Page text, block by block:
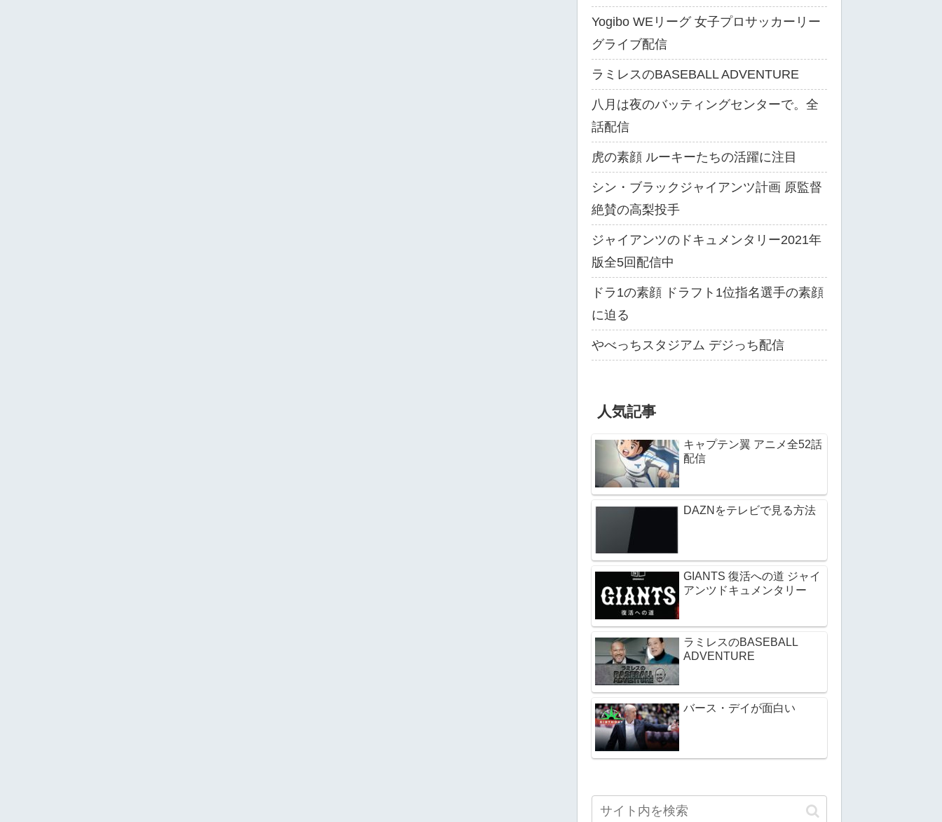
Yogibo WEリーグ 女子プロサッカーリー
グライブ配信
ラミレスのBASEBALL ADVENTURE
八月は夜のバッティングセンターで。全
話配信
虎の素顔 ルーキーたちの活躍に注目
シン・ブラックジャイアンツ計画 原監督
絶賛の高梨投手
ジャイアンツのドキュメンタリー2021年
版全5回配信中
ドラ1の素顔 ドラフト1位指名選手の素顔
に迫る
やべっちスタジアム デジっち配信
人気記事
キャプテン翼 アニメ全52話
配信
DAZNをテレビで見る方法
GIANTS 復活への道 ジャイ
アンツドキュメンタリー
ラミレスのBASEBALL
ADVENTURE
バース・デイが面白い